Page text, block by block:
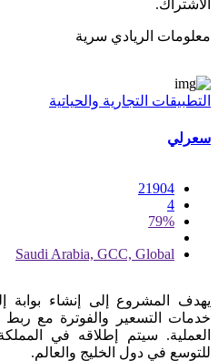
الاشتراك.
معلومات الريادي سرية
التطبيقات التجارية والحياتية
سعرلي
21904
4
79%
Saudi Arabia, GCC, Global
يهدف المشروع إلى إنشاء بوابة
خدمات التسعير والفوترة مع
العملية. سيتم إطلاقه في
للتوسع في دول الخليج والعالم.